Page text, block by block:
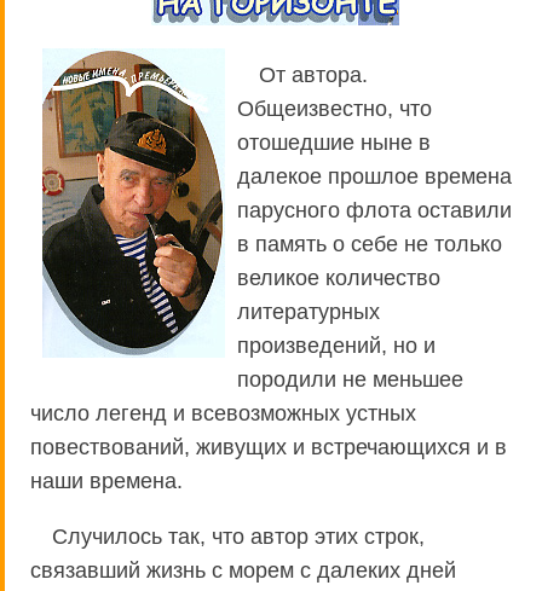
От автора.
Общеизвестно, что
отошедшие ныне в
далекое прошлое времена
парусного флота оставили
в память о себе не только
великое количество
литературных
произведений, но и
породили не меньшее
число легенд и всевозможных устных
повествований, живущих и встречающихся и в
наши времена.
Случилось так, что автор этих строк,
связавший жизнь с морем с далеких дней